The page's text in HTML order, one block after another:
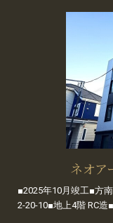
ネオア
■2025年10月竣工■方
2-20-10■地上4階 RC造